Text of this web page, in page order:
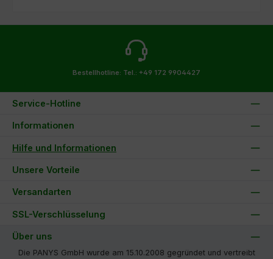
Bestellhotline: Tel.: +49 172 9904427
Service-Hotline
Informationen
Hilfe und Informationen
Unsere Vorteile
Versandarten
SSL-Verschlüsselung
Über uns
Die PANYS GmbH wurde am 15.10.2008 gegründet und vertreibt